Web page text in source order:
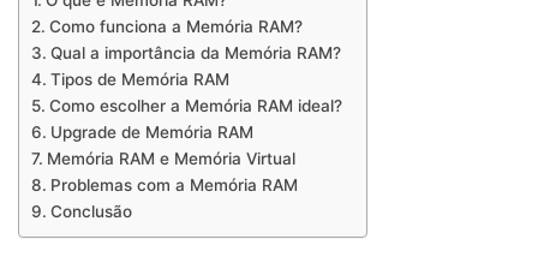
Como funciona a Memória RAM?
Qual a importância da Memória RAM?
Tipos de Memória RAM
Como escolher a Memória RAM ideal?
Upgrade de Memória RAM
Memória RAM e Memória Virtual
Problemas com a Memória RAM
Conclusão